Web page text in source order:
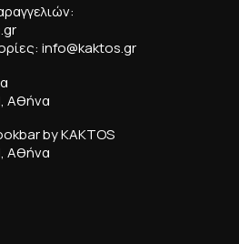
info@kaktos.gr
Αθήνα
by KAKTOS
Αθήνα